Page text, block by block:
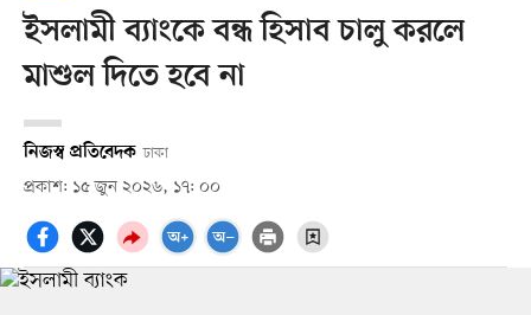
ইসলামী ব্যাংকে বন্ধ হিসাব চালু করলে
মাশুল দিতে হবে না
নিজস্ব প্রতিবেদক ঢাকা
প্রকাশ: ১৫ জুন ২০২৬, ১৭: ০০